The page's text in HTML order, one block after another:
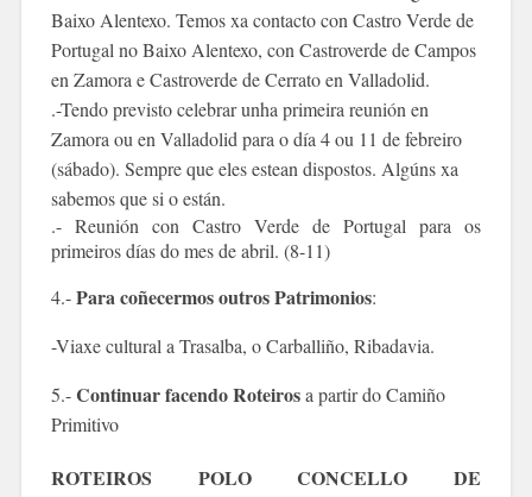
Baixo Alentexo. Temos xa contacto con Castro Verde de
Portugal no Baixo Alentexo, con Castroverde de Campos
en Zamora e Castroverde de Cerrato en Valladolid.
.-Tendo previsto celebrar unha primeira reunión en
Zamora ou en Valladolid para o día 4 ou 11 de febreiro
(sábado). Sempre que eles estean dispostos. Algúns xa
sabemos que si o están.
.- Reunión con Castro Verde de Portugal para os
primeiros días do mes de abril. (8-11)
4.-Para coñecermos outros Patrimonios:
-Viaxe cultural a Trasalba, o Carballiño, Ribadavia.
5.-Continuar facendo Roteirosa partir do Camiño
Primitivo
ROTEIROS POLO CONCELLO DE